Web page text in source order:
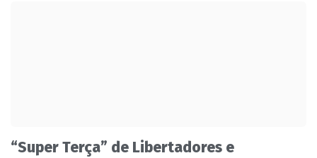
“Super Terça” de Libertadores e